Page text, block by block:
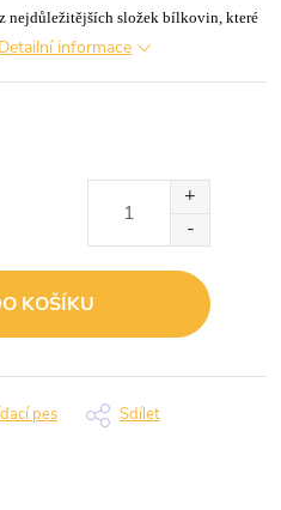
nejdůležitějších složek bílkovin, které
Detailní informace
KOŠÍKU
pes Sdílet